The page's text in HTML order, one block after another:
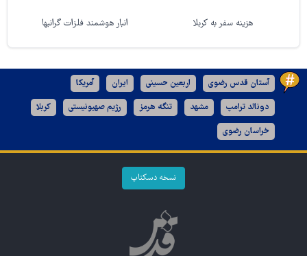
هزینه سفر به کربلا انبار هوشمند فلزات گرانبها
آستان قدس رضوی اربعین حسینی ایران آمریکا
دونالد ترامپ مشهد تنگه هرمز رژیم صهیونیستی کربلا
خراسان رضوی
نسخه دسکتاپ